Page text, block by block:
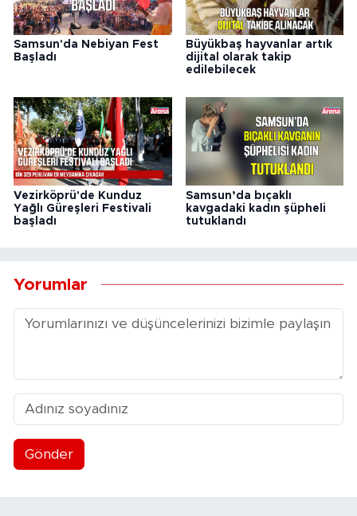
Samsun'da Nebiyan Fest
Başladı
Büyükbaş hayvanlar artık
dijital olarak takip
edilebilecek
Vezirköprü'de Kunduz
Yağlı Güreşleri Festivali
başladı
Samsun’da bıçaklı
kavgadaki kadın şüpheli
tutuklandı
Yorumlar
Gönder